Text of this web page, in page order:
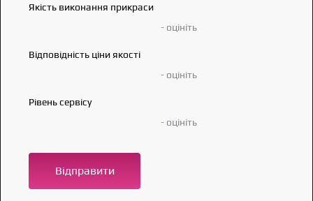
Якість виконання прикраси
- оцініть
Відповідність ціни якості
- оцініть
Рівень сервісу
- оцініть
Відправити